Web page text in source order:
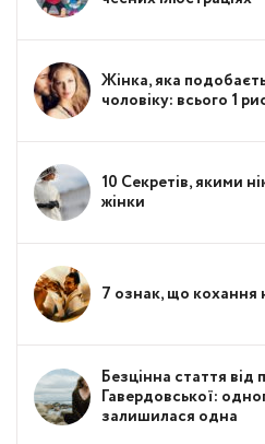
Жінка, яка
чоловіку: всього 1
10 Секретів, якими
жінки
7 ознак, що кохання
Безцінна стаття від
Гавердовської:
залишилася одна